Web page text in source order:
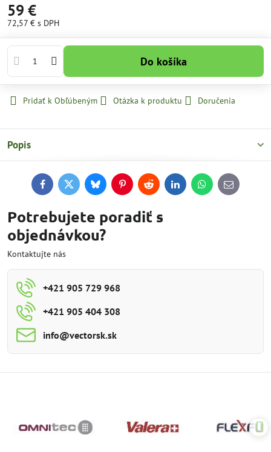
59 €
72,57 € s DPH
Do košíka
Pridať k Obľúbeným Otázka k produktu Doručenia
Popis
FacebookTwitterBlueskyPinterestReddit LinkedInWhatsApp
E-
mail
Potrebujete poradiť s
objednávkou?
Kontaktujte nás
+421 905 729 968
+421 905 404 308
info​@vectorsk​.sk